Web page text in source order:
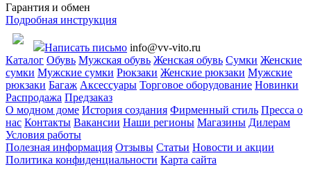
Гарантия и обмен
Подробная инструкция
Написать письмо info@vv-vito.ru
Каталог Обувь Мужская обувь Женская обувь Сумки Женские
сумки Мужские сумки Рюкзаки Женские рюкзаки Мужские
рюкзаки Багаж Аксессуары Торговое оборудование Новинки
Распродажа Предзаказ
О модном доме История создания Фирменный стиль Пресса о
нас Контакты Вакансии Наши регионы Магазины Дилерам
Условия работы
Полезная информация Отзывы Статьи Новости и акции
Политика конфиденциальности Карта сайта